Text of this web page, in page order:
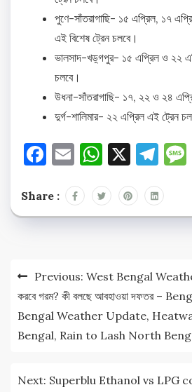
পুণে-সাঁতরাগাছি- ১৫ এপ্রিল, ১৭
এই বিশেষ ট্রেন চলবে।
ভালসাদ-খড়্গপুর- ১৫ এপ্রিল ও ২২
চলবে।
উধনা-সাঁতরাগাছি- ১৭, ২২ ও ২৪
দুর্গ-শালিমার- ২২ এপ্রিল এই ট্রেন
Facebook
EmailX
Share :
Post
navigation
Previous: West Bengal
করবে গরম? কী বলছে আবহাওয়া দফতর –
Bengal Weather Update,
Bengal, Rain to Lash North
Next: Superblu Ethanol vs LPG